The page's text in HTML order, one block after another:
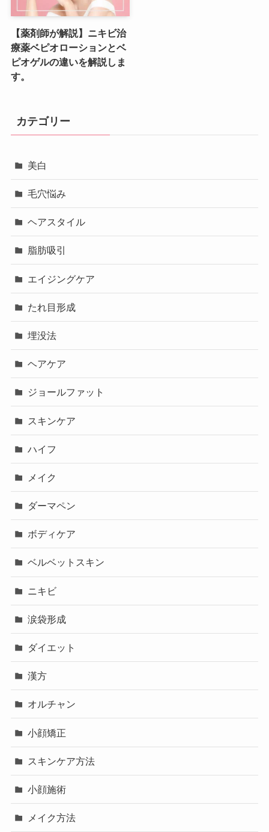
【薬剤師が解説】ニキビ治
療薬ベピオローションとベ
ピオゲルの違いを解説しま
す。
カテゴリー
美白
毛穴悩み
ヘアスタイル
脂肪吸引
エイジングケア
たれ目形成
埋没法
ヘアケア
ジョールファット
スキンケア
ハイフ
メイク
ダーマペン
ボディケア
ベルベットスキン
ニキビ
涙袋形成
ダイエット
漢方
オルチャン
小顔矯正
スキンケア方法
小顔施術
メイク方法